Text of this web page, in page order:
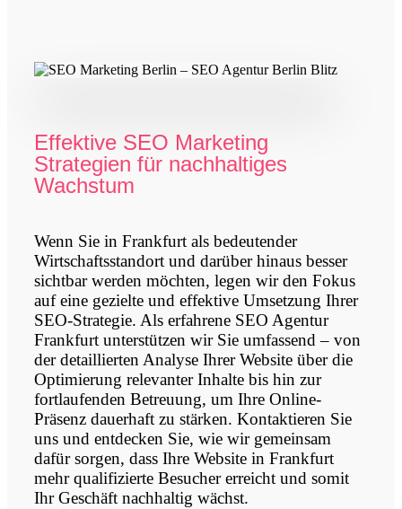
Effektive SEO Marketing
Strategien für nachhaltiges
Wachstum
Wenn Sie in Frankfurt als bedeutender
Wirtschaftsstandort und darüber hinaus besser
sichtbar werden möchten, legen wir den Fokus
auf eine gezielte und effektive Umsetzung Ihrer
SEO-Strategie. Als erfahrene SEO Agentur
Frankfurt unterstützen wir Sie umfassend – von
der detaillierten Analyse Ihrer Website über die
Optimierung relevanter Inhalte bis hin zur
fortlaufenden Betreuung, um Ihre Online-
Präsenz dauerhaft zu stärken. Kontaktieren Sie
uns und entdecken Sie, wie wir gemeinsam
dafür sorgen, dass Ihre Website in Frankfurt
mehr qualifizierte Besucher erreicht und somit
Ihr Geschäft nachhaltig wächst.